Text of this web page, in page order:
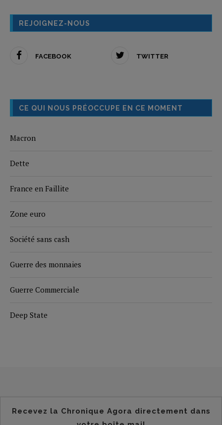
REJOIGNEZ-NOUS
FACEBOOK TWITTER
CE QUI NOUS PRÉOCCUPE EN CE MOMENT
Macron
Dette
France en Faillite
Zone euro
Société sans cash
Guerre des monnaies
Guerre Commerciale
Deep State
Recevez la Chronique Agora directement dans